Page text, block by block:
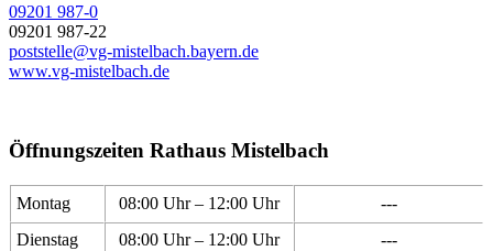
09201 987-0
09201 987-22
poststelle@vg-mistelbach.bayern.de
www.vg-mistelbach.de
Öffnungszeiten Rathaus Mistelbach
Montag 08:00 Uhr – 12:00 Uhr
---
Dienstag
08:00 Uhr – 12:00 Uhr
---